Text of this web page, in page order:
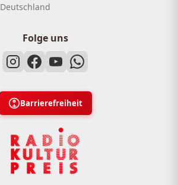
Deutschland
Folge uns
Barrierefreiheit